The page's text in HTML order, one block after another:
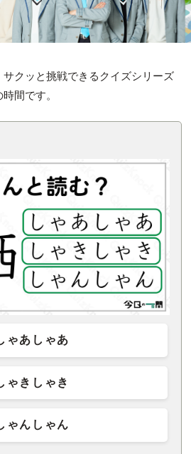
サクッと挑戦できるクイズシリーズ
間です。
ゃあしゃあ
ゃきしゃき
ゃんしゃん